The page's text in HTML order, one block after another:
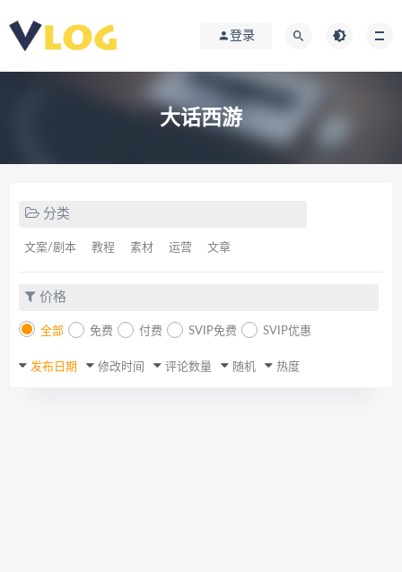
登录
大话西游
分类
文案/剧本 教程 素材 运营 文章
价格
全部 免费 付费 SVIP免费 SVIP优惠
发布日期 修改时间 评论数量 随机 热度